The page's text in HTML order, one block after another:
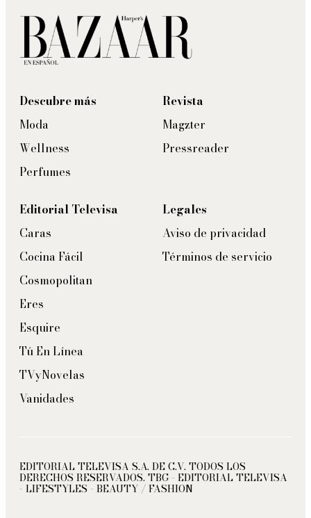
Descubre más
Moda
Wellness
Perfumes
Revista
Magzter
Pressreader
Editorial Televisa
Caras
Cocina Fácil
Cosmopolitan
Eres
Esquire
Tú En Línea
TVyNovelas
Vanidades
Legales
Aviso de privacidad
Términos de servicio
EDITORIAL TELEVISA S.A. DE C.V. TODOS LOS
DERECHOS RESERVADOS. TBG - EDITORIAL TELEVISA
- LIFESTYLES - BEAUTY / FASHION